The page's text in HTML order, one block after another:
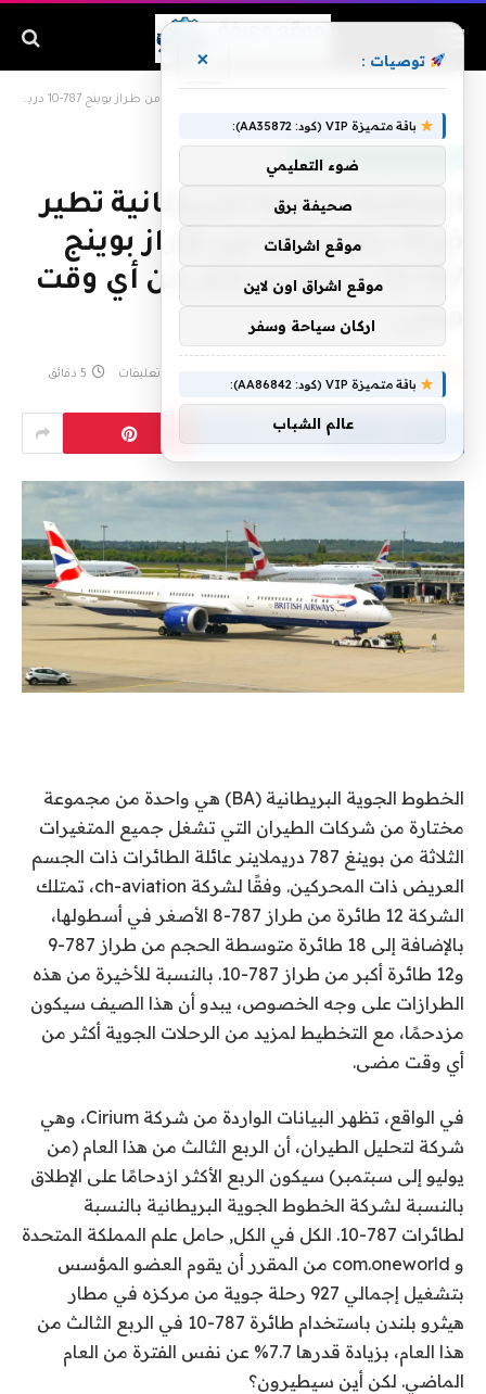
الخطوط الجوية البريطانية تطير فجأة بطائراتها من طراز بوينج 787-10 دريملاينر أكثر من أي وقت مضى
الخطوط الجوية البريطانية تطير
فجأة بطائراتها من طراز بوينج
787-10 دريملاينر أكثر من أي وقت
لا توجد تعليقات 5 دقائق
الخطوط الجوية البريطانية (BA) هي واحدة من مجموعة
مختارة من شركات الطيران التي تشغل جميع المتغيرات
الثلاثة من بوينغ 787 دريملاينر
عائلة الطائرات ذات الجسم
العريض ذات المحركين. وفقًا لشركة ch-aviation، تمتلك
الشركة 12 طائرة من طراز 787-8 الأصغر في أسطولها،
بالإضافة إلى 18 طائرة متوسطة الحجم من طراز 787-9
و12 طائرة أكبر من طراز 787-10. بالنسبة للأخيرة من هذه
الطرازات على وجه الخصوص، يبدو أن هذا الصيف سيكون
مزدحمًا، مع التخطيط لمزيد من الرحلات الجوية أكثر من
أي وقت مضى.
في الواقع، تظهر البيانات الواردة من شركة Cirium، وهي
شركة لتحليل الطيران، أن الربع الثالث من هذا العام (من
يوليو إلى سبتمبر) سيكون الربع الأكثر ازدحامًا على الإطلاق
بالنسبة لشركة الخطوط الجوية البريطانية بالنسبة
لطائرات 787-10. الكل في الكل, حامل علم المملكة المتحدة
و com.oneworld من المقرر أن يقوم العضو المؤسس
بتشغيل إجمالي 927 رحلة جوية من مركزه في مطار
هيثرو بلندن باستخدام طائرة 787-10 في الربع الثالث من
هذا العام، بزيادة قدرها 7.7% عن نفس الفترة من العام
الماضي. لكن أين سيطيرون؟
توصيات : ×
باقة متميزة VIP (كود: AA35872):
ضوء التعليمي
صحيفة برق
موقع اشراقات
موقع اشراق اون لاين
اركان سياحة وسفر
باقة متميزة VIP (كود: AA86842):
عالم الشباب